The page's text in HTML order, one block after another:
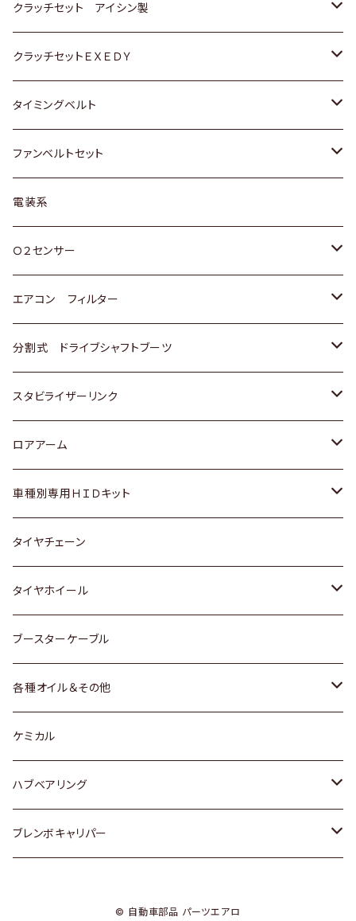
スバル
スバル
ダイハツ
マツダ
三菱
スバル
日野
ＷＡＧＥＮ
アストロ（シボレー）
クライスラー
ＶＯＬＶＯ
スズキ
日産
ダイハツ
マツダ
三菱
スバル
ダイハツ
日産
ホンダ
マツダ
トヨタ
クラッチセット アイシン製
ホンダ
スズキ
ダイハツ
マツダ
三菱
スバル
クラッチセットＥＸＥＤＹ
ホンダ
スズキ
日産
ダイハツ
マツダ
三菱
スバル
タイミングベルト
トヨタ
スズキ
ダイハツ
三菱
スバル
ファンベルトセット
トヨタ
ホンダ
スズキ
日産
いすゞ
ダイハツ
マツダ
三菱
スバル
レクサス
電装系
Ｏ２センサー
トヨタ
ホンダ
スズキ
日産
ダイハツ
マツダ
三菱
スバル
エアコン フィルター
トヨタ
ホンダ
スズキ
日産
いすゞ
ダイハツ
マツダ
三菱
スバル
分割式 ドライブシャフトブーツ
トヨタ
ホンダ
スズキ
日産
ダイハツ
スバル
スタビライザーリンク
トヨタ
ホンダ
スズキ
日産
ダイハツ
マツダ
ロアアーム
ホンダ
スズキ
日産
ダイハツ
マツダ
スバル
車種別専用ＨＩＤキット
トヨタ
マツダ
タイヤチェーン
タイヤホイール
トヨタ
ホンダ
スズキ
日産
ダイハツ
ブースターケーブル
各種オイル＆その他
ディーデル洗浄添加剤
ケミカル
ハブベアリング
トヨタ
ブレンボキャリパー
© 自動車部品 パーツエアロ